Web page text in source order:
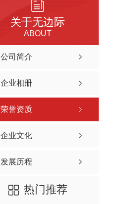
关于无边际
ABOUT
公司简介
企业相册
荣誉资质
企业文化
发展历程
热门推荐